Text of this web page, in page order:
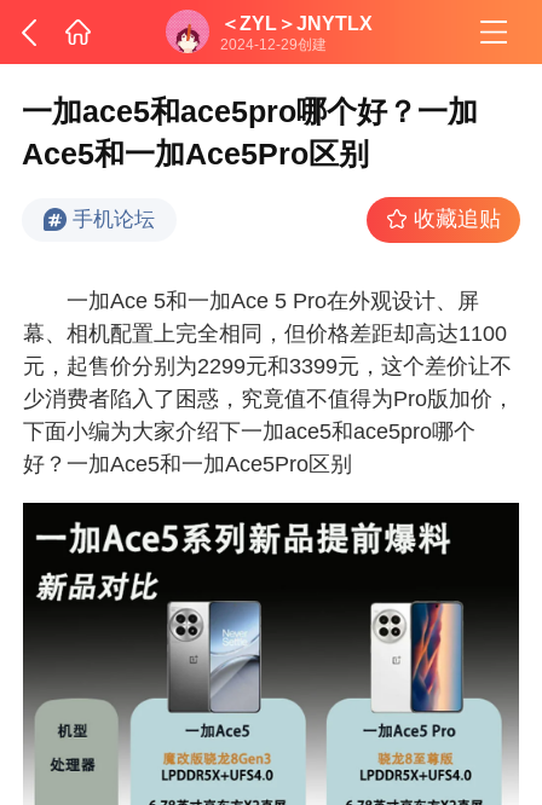
＜ZYL＞JNYTLX
2024-12-29创建
一加ace5和ace5pro哪个好？一加
Ace5和一加Ace5Pro区别
手机论坛 收藏追贴
一加Ace 5和一加Ace 5 Pro在外观设计、屏
幕、相机配置上完全相同，但价格差距却高达1100
元，起售价分别为2299元和3399元，这个差价让不
少消费者陷入了困惑，究竟值不值得为Pro版加价，
下面小编为大家介绍下一加ace5和ace5pro哪个
好？一加Ace5和一加Ace5Pro区别